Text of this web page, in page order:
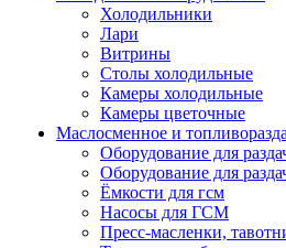
Холодильники
Лари
Витрины
Столы холодильные
Камеры холодильные
Камеры цветочные
Маслосменное и
Оборудование для
Оборудование для
Ёмкости для гсм
Насосы для ГСМ
Пресс-масленки,